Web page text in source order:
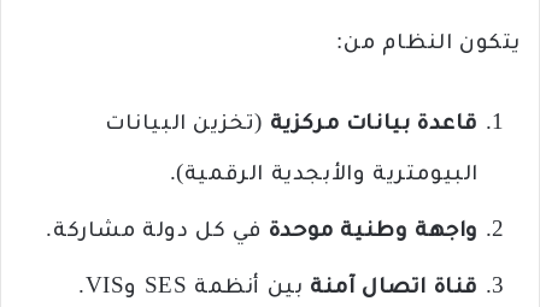
يتكون النظام من:
قاعدة بيانات مركزية (تخزين البيانات
البيومترية والأبجدية الرقمية).
واجهة وطنية موحدة في كل دولة مشاركة.
قناة اتصال آمنة بين أنظمة SES وVIS.